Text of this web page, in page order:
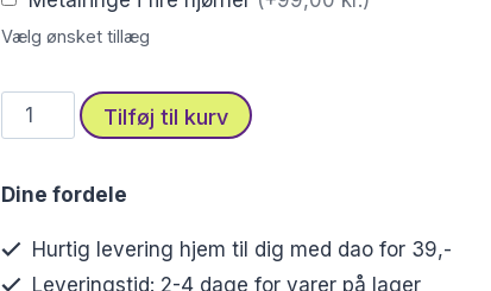
Vælg ønsket tillæg
Stofprint
med
og
Tilføj til kurv
Dine fordele
Hurtig levering hjem til dig med dao for 39,-
Leveringstid: 2-4 dage for varer på lager